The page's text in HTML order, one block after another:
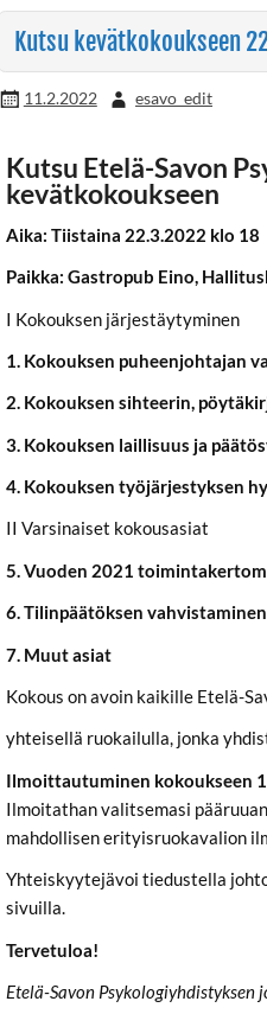
Kutsu kevätkokoukseen
11.2.2022 esavo_edit
Kutsu Etelä-Savon
kevätkokoukseen
Aika: Tiistaina 22.3.2022 klo 18
Paikka: Gastropub Eino,
I Kokouksen järjestäytyminen
1. Kokouksen puheenjohtajan
2. Kokouksen sihteerin,
3. Kokouksen laillisuus ja
4. Kokouksen työjärjestyksen
II Varsinaiset kokousasiat
5. Vuoden 2021
6. Tilinpäätöksen
7. Muut asiat
Kokous on avoin kaikille Etelä-
yhteisellä ruokailulla, jonka
Ilmoittautuminen kokoukseen
Ilmoitathan valitsemasi
mahdollisen erityisruokavalion
Yhteiskyytejävoi tiedustella
sivuilla.
Tervetuloa!
Etelä-Savon Psykologiyhdistyksen